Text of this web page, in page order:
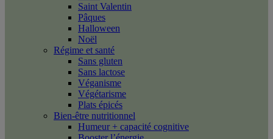
Saint Valentin
Pâques
Halloween
Noël
Régime et santé
Sans gluten
Sans lactose
Véganisme
Végétarisme
Plats épicés
Bien-être nutritionnel
Humeur + capacité cognitive